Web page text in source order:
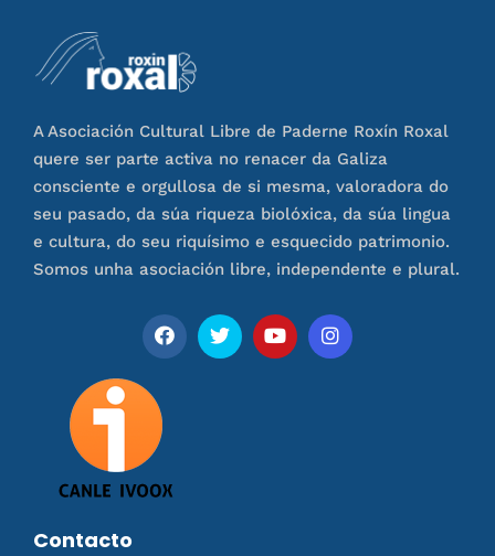
A Asociación Cultural Libre de Paderne Roxín Roxal
quere ser parte activa no renacer da Galiza
consciente e orgullosa de si mesma, valoradora do
seu pasado, da súa riqueza biolóxica, da súa lingua
e cultura, do seu riquísimo e esquecido patrimonio.
Somos unha asociación libre, independente e plural.
Contacto